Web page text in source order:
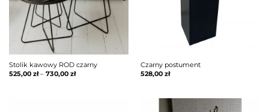
Stolik kawowy ROD czarny
525,00 zł– 730,00 zł
Czarny postument
528,00 zł